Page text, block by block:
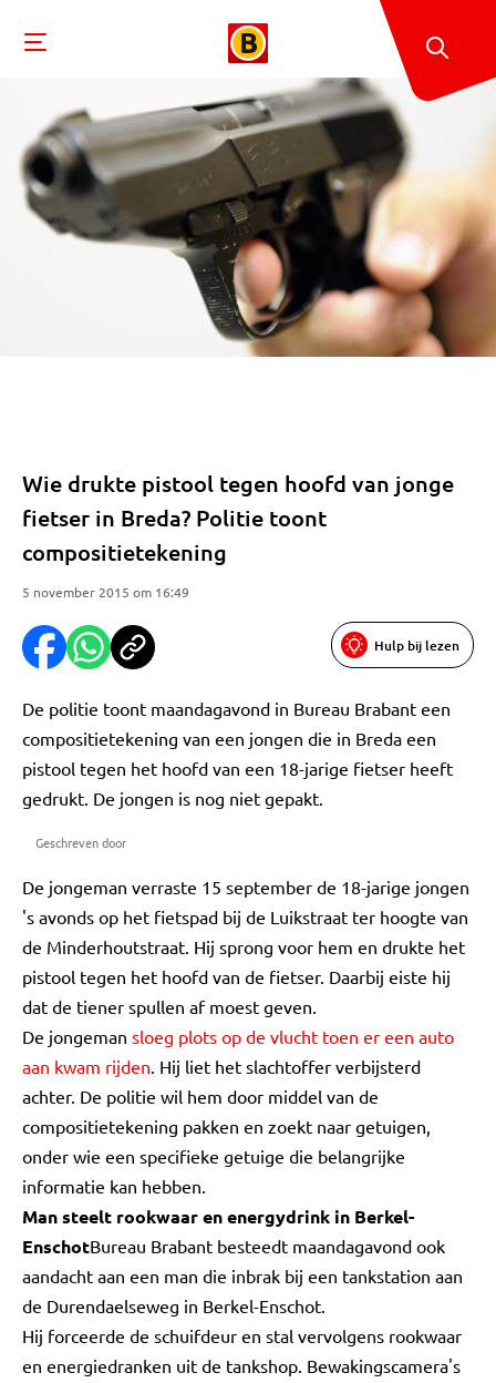
Wie drukte pistool tegen hoofd van jonge
fietser in Breda? Politie toont
compositietekening
5 november 2015 om 16:49
Hulp bij lezen
De politie toont maandagavond in Bureau Brabant een
compositietekening van een jongen die in Breda een
pistool tegen het hoofd van een 18-jarige fietser heeft
gedrukt. De jongen is nog niet gepakt.
Geschreven door
De jongeman verraste 15 september de 18-jarige jongen
's avonds op het fietspad bij de Luikstraat ter hoogte van
de Minderhoutstraat. Hij sprong voor hem en drukte het
pistool tegen het hoofd van de fietser. Daarbij eiste hij
dat de tiener spullen af moest geven.
De jongeman sloeg plots op de vlucht toen er een auto
aan kwam rijden. Hij liet het slachtoffer verbijsterd
achter. De politie wil hem door middel van de
compositietekening pakken en zoekt naar getuigen,
onder wie een specifieke getuige die belangrijke
informatie kan hebben.
Man steelt rookwaar en energydrink in Berkel-
EnschotBureau Brabant besteedt maandagavond ook
aandacht aan een man die inbrak bij een tankstation aan
de Durendaelseweg in Berkel-Enschot.
Hij forceerde de schuifdeur en stal vervolgens rookwaar
en energiedranken uit de tankshop. Bewakingscamera's